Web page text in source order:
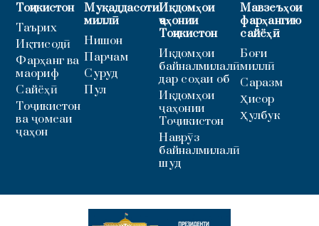
Тоҷикистон
Таърих
Иқтисодӣ
Фарҳанг ва
маориф
Сайёҳӣ
Тоҷикистон
ва ҷомеаи
ҷаҳон
Муқаддасоти
миллӣ
Нишон
Парчам
Суруд
Пул
Иқдомҳои
ҷаҳонии
Тоҷикистон
Иқдомҳои
байналмилалӣ
дар соҳаи об
Иқдомҳои
ҷаҳонии
Тоҷикистон
Наврӯз
байналмилалӣ
шуд
Мавзеъҳои
фарҳангию
сайёҳӣ
Боғи
миллӣ
Саразм
Ҳисор
Ҳулбук